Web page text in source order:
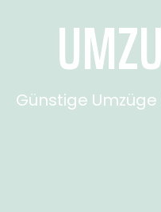
Günstige